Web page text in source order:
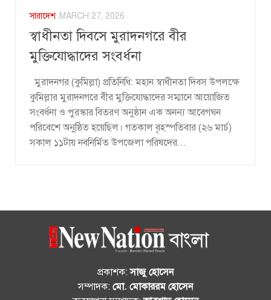
সারাদেশ MARCH 27, 2026
স্বাধীনতা দিবসে মুরাদনগরে বীর
মুক্তিযোদ্ধাদের সংবর্ধনা
মুরাদনগর (কুমিল্লা) প্রতিনিধি: মহান স্বাধীনতা দিবস উপলক্ষে
কুমিল্লার মুরাদনগরে বীর মুক্তিযোদ্ধাদের সম্মানে আয়োজিত
সংবর্ধনা ও পুরস্কার বিতরণ অনুষ্ঠান এক অনন্য আবেগঘন
পরিবেশে অনুষ্ঠিত হয়েছিল। গতকাল বৃহস্পতিবার (২৬ মার্চ)
সকাল ১১টায় নবনির্মিত উপজেলা পরিষদের...
প্রকাশক:সাজু হোসেন
সম্পাদক: মো. মোকাররম হোসেন